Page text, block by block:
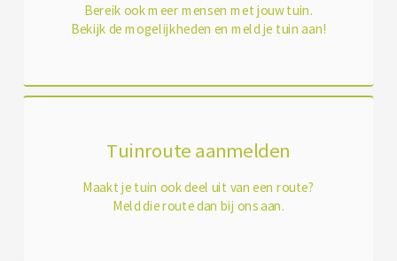
Bereik ook meer mensen met jouw tuin.
Bekijk de mogelijkheden en meld je tuin aan!
Tuinroute aanmelden
Maakt je tuin ook deel uit van een route?
Meld die route dan bij ons aan.